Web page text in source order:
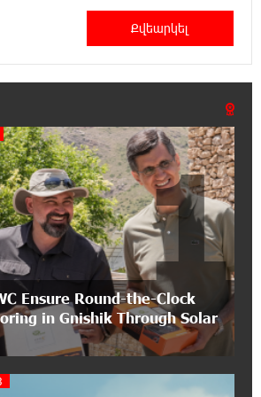
8-07-2026
is the general partner of the "Towards
Parenting 2026" annual conference
8-07-2026
University Graduation Ceremony
the Support of Unibank
7-07-2026
Bank Completes the Placement of
Bonds
Adventures to Great Victories:
Ensure Round-the-Clock
in Gnishik Through Solar
1